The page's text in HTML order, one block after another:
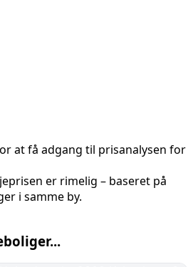
at få adgang til prisanalysen for
er rimelig – baseret på
i samme by.